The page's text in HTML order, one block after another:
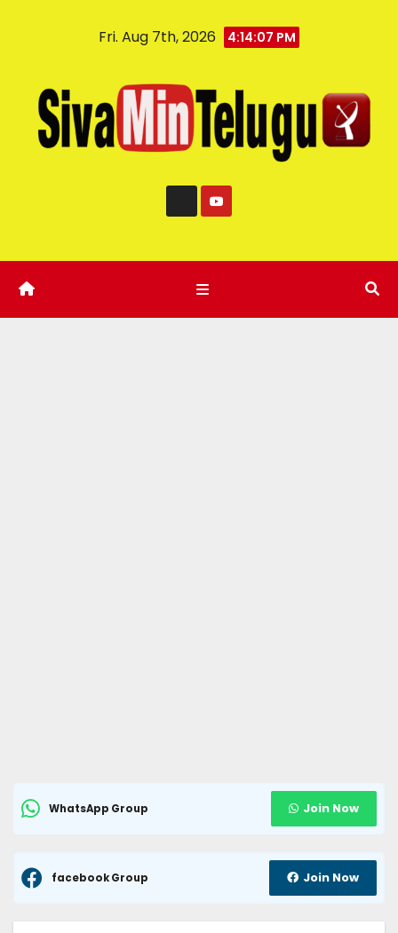
Fri. Aug 7th, 2026 4:14:08 PM
WhatsApp Group Join Now
facebook Group Join Now